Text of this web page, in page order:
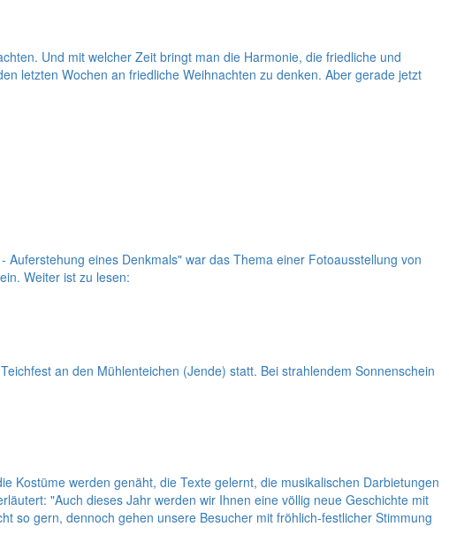
Und mit welcher Zeit bringt man die Harmonie, die friedliche und
letzten Wochen an friedliche Weihnachten zu denken. Aber gerade jetzt
eines Denkmals" war das Thema einer Fotoausstellung von
Weiter ist zu lesen:
an den Mühlenteichen (Jende) statt. Bei strahlendem Sonnenschein
Kostüme werden genäht, die Texte gelernt, die musikalischen Darbietungen
"Auch dieses Jahr werden wir Ihnen eine völlig neue Geschichte mit
so gern, dennoch gehen unsere Besucher mit fröhlich-festlicher Stimmung